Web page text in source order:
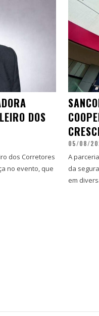
DOS
dos Corretores
no evento, que
05/08/
A
da
em